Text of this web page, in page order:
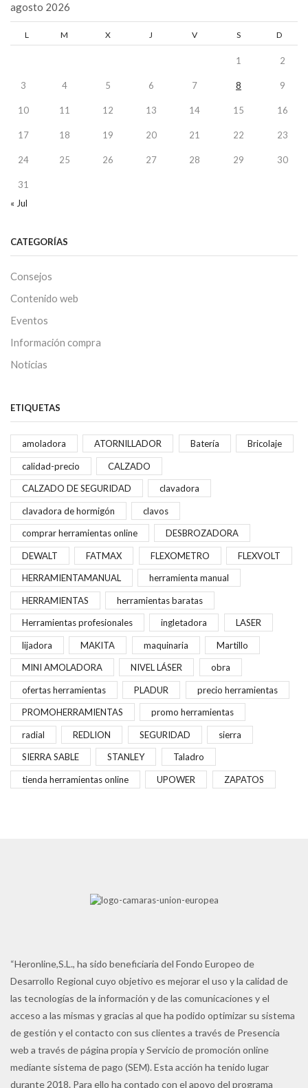
agosto 2026
L M X J V S D
1 2
3 4 5 6 7 8 9
10 11 12 13 14 15 16
17 18 19 20 21 22 23
24 25 26 27 28 29 30
31
« Jul
CATEGORÍAS
Consejos
Contenido web
Eventos
Información compra
Noticias
ETIQUETAS
amoladora ATORNILLADOR Batería Bricolaje
calidad-precio CALZADO
CALZADO DE SEGURIDAD clavadora
clavadora de hormigón clavos
comprar herramientas online DESBROZADORA
DEWALT FATMAX FLEXOMETRO FLEXVOLT
HERRAMIENTAMANUAL herramienta manual
HERRAMIENTAS herramientas baratas
Herramientas profesionales ingletadora LASER
lijadora MAKITA maquinaria Martillo
MINI AMOLADORA NIVEL LÁSER obra
ofertas herramientas PLADUR precio herramientas
PROMOHERRAMIENTAS promo herramientas
radial REDLION SEGURIDAD sierra
SIERRA SABLE STANLEY Taladro
tienda herramientas online UPOWER ZAPATOS
“Heronline,S.L., ha sido beneficiaria del Fondo Europeo de
Desarrollo Regional cuyo objetivo es mejorar el uso y la calidad de
las tecnologías de la información y de las comunicaciones y el
acceso a las mismas y gracias al que ha podido optimizar su sistema
de gestión y el contacto con sus clientes a través de Presencia
web a través de página propia y Servicio de promoción online
mediante sistema de pago (SEM). Esta acción ha tenido lugar
durante 2018. Para ello ha contado con el apoyo del programa